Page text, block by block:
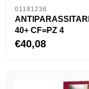
01191236
40+ CF=PZ 4
€40,08